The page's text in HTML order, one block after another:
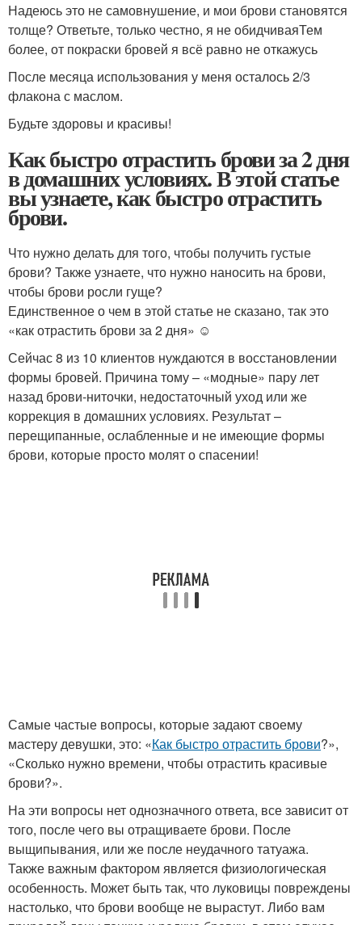
Надеюсь это не самовнушение, и мои брови становятся
толще? Ответьте, только честно, я не обидчиваяТем
более, от покраски бровей я всё равно не откажусь
После месяца использования у меня осталось 2/3
флакона с маслом.
Будьте здоровы и красивы!
Как быстро отрастить брови за 2 дня
в домашних условиях. В этой статье
вы узнаете, как быстро отрастить
брови.
Что нужно делать для того, чтобы получить густые
брови? Также узнаете, что нужно наносить на брови,
чтобы брови росли гуще?
Единственное о чем в этой статье не сказано, так это
«как отрастить брови за 2 дня» ☺
Сейчас 8 из 10 клиентов нуждаются в восстановлении
формы бровей. Причина тому – «модные» пару лет
назад брови-ниточки, недостаточный уход или же
коррекция в домашних условиях. Результат –
перещипанные, ослабленные и не имеющие формы
брови, которые просто молят о спасении!
Самые частые вопросы, которые задают своему
мастеру девушки, это: «Как быстро отрастить брови?»,
«Сколько нужно времени, чтобы отрастить красивые
брови?».
На эти вопросы нет однозначного ответа, все зависит от
того, после чего вы отращиваете брови. После
выщипывания, или же после неудачного татуажа.
Также важным фактором является физиологическая
особенность. Может быть так, что луковицы повреждены
настолько, что брови вообще не вырастут. Либо вам